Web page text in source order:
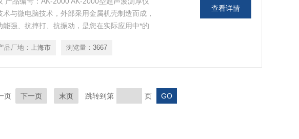
与微电脑技术，外部采用金属机壳制造而成，
强、抗摔打、抗振动，是您在实际应用中*的
品厂地： 上海市 浏览量： 3667
查看详情
页 下一页 末页 跳转到第 页